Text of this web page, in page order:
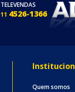
TELEVENDAS
11 4526-1366
Quem somos